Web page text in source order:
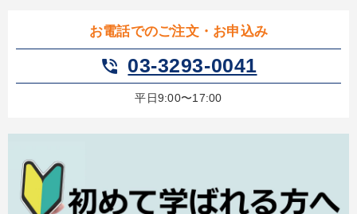
全国経営者セミナー収録物以外の経営教材（全762タイトル）からお探
しいただけます
カテゴリー
全国経営者セミナー収録〈売れ筋・人気〉音声＆動画20選
大竹愼一書籍 【2026年7月】音声・映像ご案内商品
お電話でのご注文・お申込み
phone_in_talk 03-3293-0041
平日9:00〜17:00